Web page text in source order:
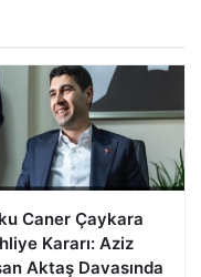
Caner Çaykara
Kararı: Aziz
Aktaş Davasında